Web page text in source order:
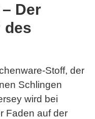
Der
des
Stoff, der
Schlingen
wird bei
Faden auf der